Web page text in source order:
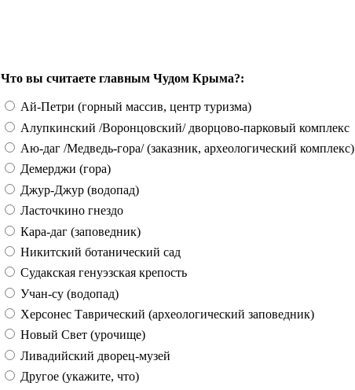
Что вы считаете главным Чудом Крыма?:
Ай-Петри (горный массив, центр туризма)
Алупкинский /Воронцовский/ дворцово-парковый комплекс
Аю-даг /Медведь-гора/ (заказник, археологический комплекс)
Демерджи (гора)
Джур-Джур (водопад)
Ласточкино гнездо
Кара-даг (заповедник)
Никитский ботанический сад
Судакская генуэзская крепость
Учан-су (водопад)
Херсонес Таврический (археологический заповедник)
Новый Свет (урочище)
Ливадийский дворец-музей
Другое (укажите, что)